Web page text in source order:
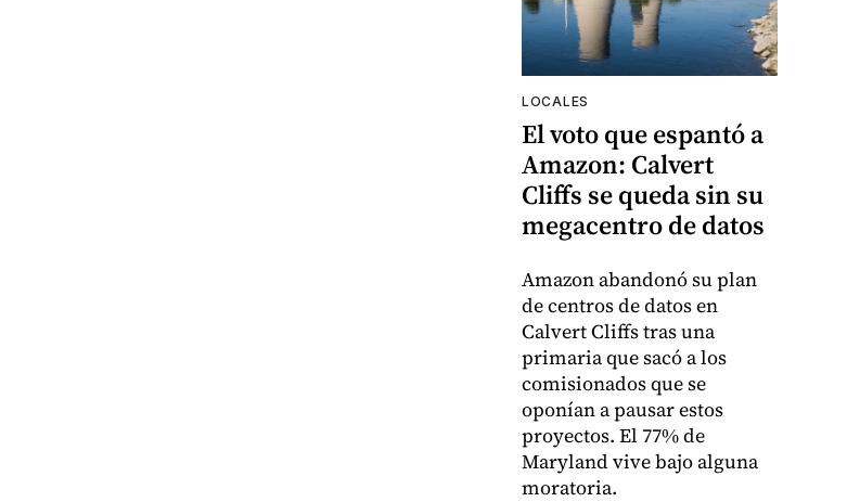
LOCALES
El voto que espantó a
Amazon: Calvert
Cliffs se queda sin su
megacentro de datos
Amazon abandonó su plan
de centros de datos en
Calvert Cliffs tras una
primaria que sacó a los
comisionados que se
oponían a pausar estos
proyectos. El 77% de
Maryland vive bajo alguna
moratoria.